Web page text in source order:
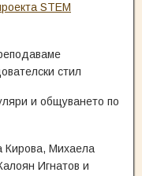
STEM
стил
и общуването по
Кирова, Михаела
Игнатов и